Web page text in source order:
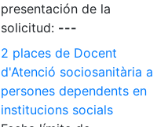
presentación de la
solicitud: ---
2 places de Docent
d'Atenció sociosanitària a
persones dependents en
institucions socials